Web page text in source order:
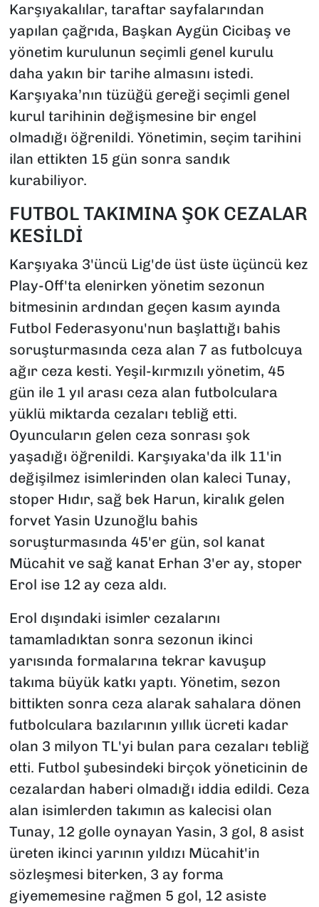
Karşıyakalılar, taraftar sayfalarından
yapılan çağrıda, Başkan Aygün Cicibaş ve
yönetim kurulunun seçimli genel kurulu
daha yakın bir tarihe almasını istedi.
Karşıyaka’nın tüzüğü gereği seçimli genel
kurul tarihinin değişmesine bir engel
olmadığı öğrenildi. Yönetimin, seçim tarihini
ilan ettikten 15 gün sonra sandık
kurabiliyor.
FUTBOL TAKIMINA ŞOK CEZALAR
KESİLDİ
Karşıyaka 3'üncü Lig'de üst üste üçüncü kez
Play-Off'ta elenirken yönetim sezonun
bitmesinin ardından geçen kasım ayında
Futbol Federasyonu'nun başlattığı bahis
soruşturmasında ceza alan 7 as futbolcuya
ağır ceza kesti. Yeşil-kırmızılı yönetim, 45
gün ile 1 yıl arası ceza alan futbolculara
yüklü miktarda cezaları tebliğ etti.
Oyuncuların gelen ceza sonrası şok
yaşadığı öğrenildi. Karşıyaka'da ilk 11'in
değişilmez isimlerinden olan kaleci Tunay,
stoper Hıdır, sağ bek Harun, kiralık gelen
forvet Yasin Uzunoğlu bahis
soruşturmasında 45'er gün, sol kanat
Mücahit ve sağ kanat Erhan 3'er ay, stoper
Erol ise 12 ay ceza aldı.
Erol dışındaki isimler cezalarını
tamamladıktan sonra sezonun ikinci
yarısında formalarına tekrar kavuşup
takıma büyük katkı yaptı. Yönetim, sezon
bittikten sonra ceza alarak sahalara dönen
futbolculara bazılarının yıllık ücreti kadar
olan 3 milyon TL'yi bulan para cezaları tebliğ
etti. Futbol şubesindeki birçok yöneticinin de
cezalardan haberi olmadığı iddia edildi. Ceza
alan isimlerden takımın as kalecisi olan
Tunay, 12 golle oynayan Yasin, 3 gol, 8 asist
üreten ikinci yarının yıldızı Mücahit'in
sözleşmesi biterken, 3 ay forma
giyememesine rağmen 5 gol, 12 asiste